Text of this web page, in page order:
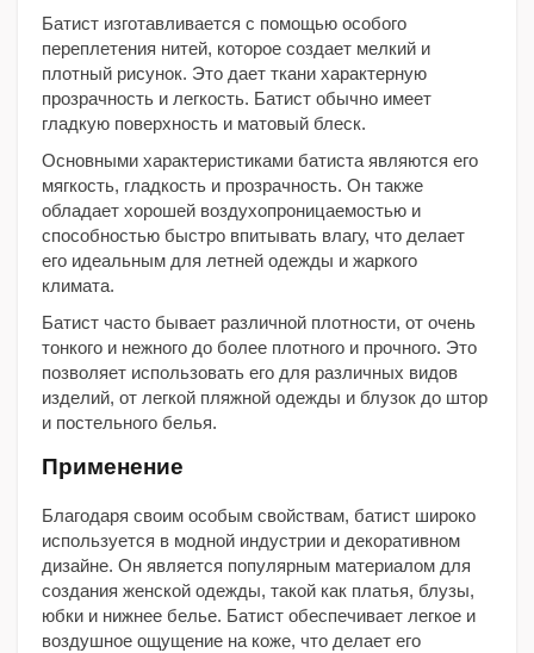
Батист изготавливается с помощью особого
переплетения нитей, которое создает мелкий и
плотный рисунок. Это дает ткани характерную
прозрачность и легкость. Батист обычно имеет
гладкую поверхность и матовый блеск.
Основными характеристиками батиста являются его
мягкость, гладкость и прозрачность. Он также
обладает хорошей воздухопроницаемостью и
способностью быстро впитывать влагу, что делает
его идеальным для летней одежды и жаркого
климата.
Батист часто бывает различной плотности, от очень
тонкого и нежного до более плотного и прочного. Это
позволяет использовать его для различных видов
изделий, от легкой пляжной одежды и блузок до штор
и постельного белья.
Применение
Благодаря своим особым свойствам, батист широко
используется в модной индустрии и декоративном
дизайне. Он является популярным материалом для
создания женской одежды, такой как платья, блузы,
юбки и нижнее белье. Батист обеспечивает легкое и
воздушное ощущение на коже, что делает его